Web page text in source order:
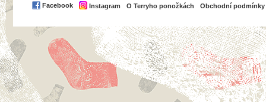
Facebook Instagram O Terryho ponožkách Obchodní podmínky
PayPal